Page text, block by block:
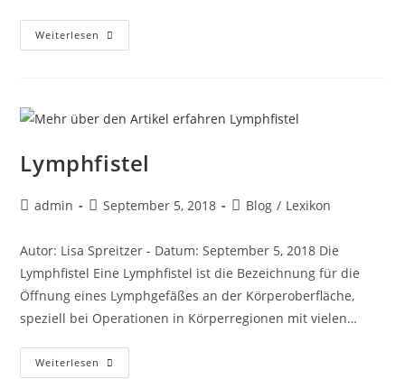
Weiterlesen
Lymphfistel
admin September 5, 2018 Blog / Lexikon
Autor: Lisa Spreitzer - Datum: September 5, 2018 Die
Lymphfistel Eine Lymphfistel ist die Bezeichnung für die
Öffnung eines Lymphgefäßes an der Körperoberfläche,
speziell bei Operationen in Körperregionen mit vielen…
Weiterlesen